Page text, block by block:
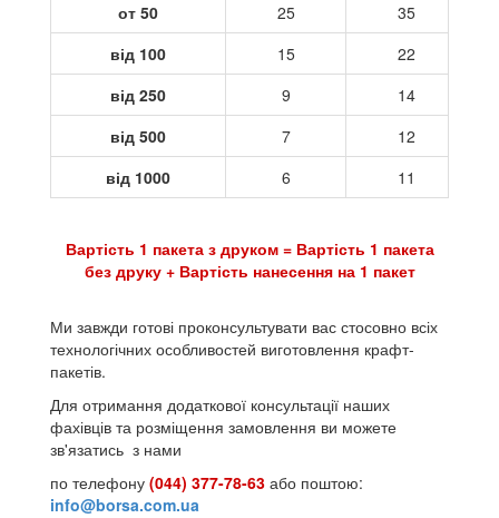
от 50
25
35
від 100
15
22
від 250
9
14
від 500
7
12
від 1000
6 11
Вартість 1 пакета з друком = Вартість 1 пакета
без друку + Вартість нанесення на 1 пакет
Ми завжди готові проконсультувати вас стосовно всіх
технологічних особливостей виготовлення крафт-
пакетів.
Для отримання додаткової консультації наших
фахівців та розміщення замовлення ви можете
зв'язатись з нами
по телефону (044) 377-78-63 або поштою:
info@borsa.com.ua